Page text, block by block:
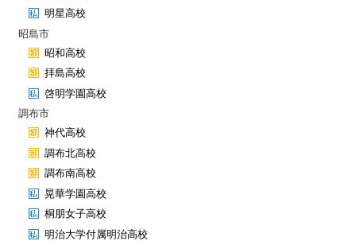
明星高校
昭島市
昭和高校
拝島高校
啓明学園高校
調布市
神代高校
調布北高校
調布南高校
晃華学園高校
桐朋女子高校
明治大学付属明治高校